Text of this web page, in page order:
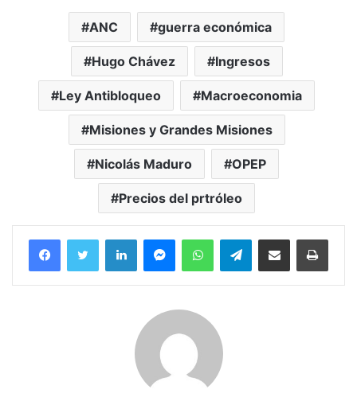
ANC guerra económica
Hugo Chávez Ingresos
Ley Antibloqueo Macroeconomia
Misiones y Grandes Misiones
Nicolás Maduro OPEP
Precios del prtróleo
FacebookTwitter LinkedInMessengerWhatsAppTelegramCompartir por correo electrónico